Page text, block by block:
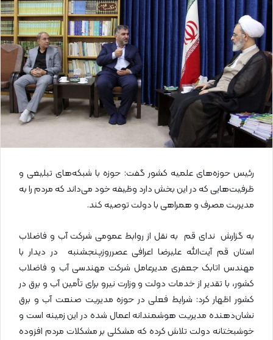
ل
ا
ی
م
ی
ل
رئیس حوزه‌های علمیه کشور گفت: حوزه با شبکه‌های تبلیغی و
ظرفیت‌هایی که در این بخش دارد وظیفه خود می‌داند که مردم را به
مدیریت مصرف و همراهی با دولت توصیه کند.
به گزارش ندای قم به نقل از روابط عمومی شرکت آب و فاضلاب
استان قم آیت‌الله علیرضا اعرافی عصرروزپنجشنبه در دیدار با
مهندس اتابک جعفری مدیرعامل شرکت مهندسی آب و فاضلاب
کشور، با تقدیر از خدمات دولت و وزارت نیرو برای تأمین آب و برق در
کشور اظهار کرد: شرایط فعلی در حوزه مدیریت صنعت آب و برق
نشان‌دهنده مدیریت هوشمندانه اعمال شده در این زمینه است و
خوشبختانه دولت تلاش کرده که مشکلی بر مشکلات مردم افزوده